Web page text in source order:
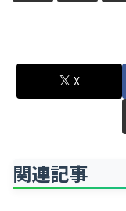
X
関連記事